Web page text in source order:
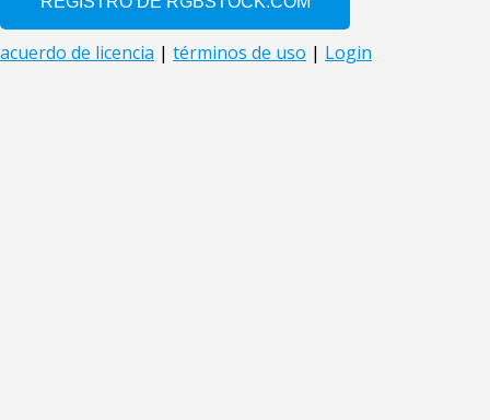
acuerdo de licencia | términos de uso | Login